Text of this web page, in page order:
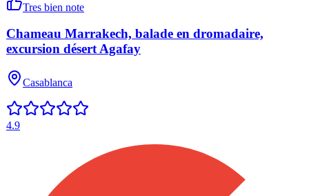
Tres bien note
Chameau Marrakech, balade en dromadaire,
excursion désert Agafay
Casablanca
4.9